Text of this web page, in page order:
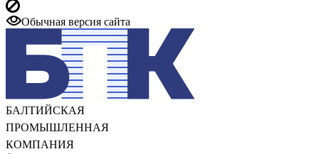
Обычная версия сайта
БАЛТИЙСКАЯ
ПРОМЫШЛЕННАЯ
КОМПАНИЯ